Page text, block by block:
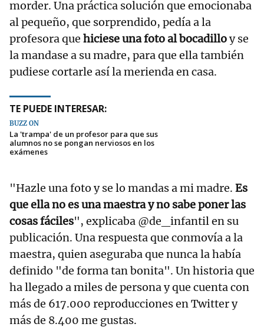
morder. Una práctica solución que emocionaba
al pequeño, que sorprendido, pedía a la
profesora que hiciese una foto al bocadilloy se
la mandase a su madre, para que ella también
pudiese cortarle así la merienda en casa.
TE PUEDE INTERESAR:
BUZZ ON
La 'trampa' de un profesor para que sus
alumnos no se pongan nerviosos en los
exámenes
"Hazle una foto y se lo mandas a mi madre. Es
que ella no es una maestra y no sabe poner las
cosas fáciles", explicaba @de_infantil en su
publicación. Una respuesta que conmovía a la
maestra, quien aseguraba que nunca la había
definido "de forma tan bonita". Un historia que
ha llegado a miles de persona y que cuenta con
más de 617.000 reproducciones en Twitter y
más de 8.400 me gustas.